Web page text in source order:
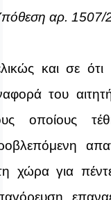
αρ. 1507/
και σε
του
οποίους
χώρα για